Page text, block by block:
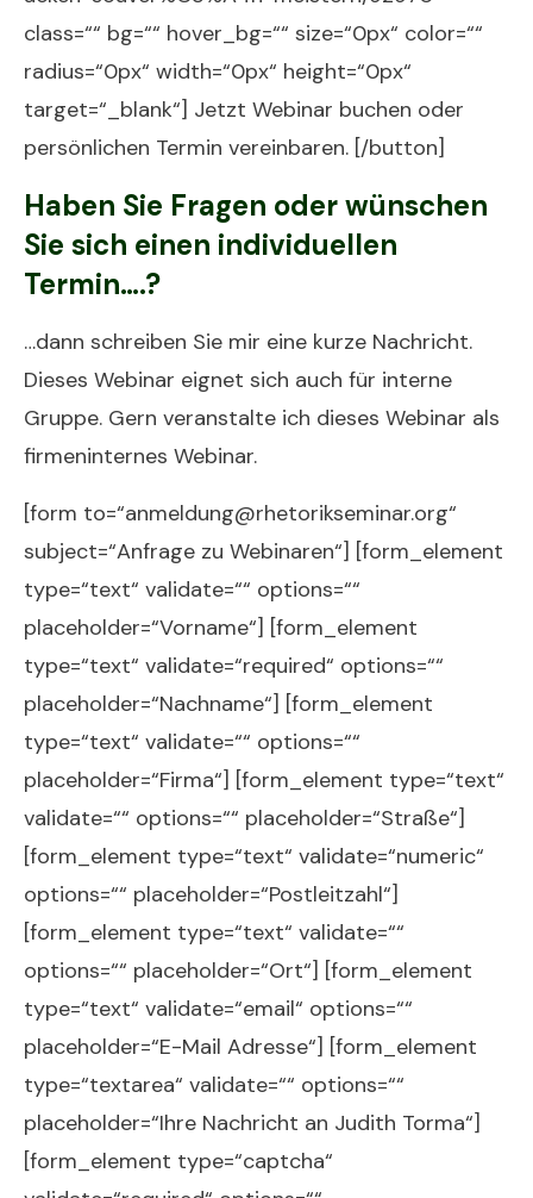
class=““ bg=““ hover_bg=““ size=“0px“ color=““
radius=“0px“ width=“0px“ height=“0px“
target=“_blank“] Jetzt Webinar buchen oder
persönlichen Termin vereinbaren. [/button]
Haben Sie Fragen oder wünschen
Sie sich einen individuellen
Termin….?
…dann schreiben Sie mir eine kurze Nachricht.
Dieses Webinar eignet sich auch für interne
Gruppe. Gern veranstalte ich dieses Webinar als
firmeninternes Webinar.
[form to=“anmeldung@rhetorikseminar.org“
subject=“Anfrage zu Webinaren“] [form_element
type=“text“ validate=““ options=““
placeholder=“Vorname“] [form_element
type=“text“ validate=“required“ options=““
placeholder=“Nachname“] [form_element
type=“text“ validate=““ options=““
placeholder=“Firma“] [form_element type=“text“
validate=““ options=““ placeholder=“Straße“]
[form_element type=“text“ validate=“numeric“
options=““ placeholder=“Postleitzahl“]
[form_element type=“text“ validate=““
options=““ placeholder=“Ort“] [form_element
type=“text“ validate=“email“ options=““
placeholder=“E-Mail Adresse“] [form_element
type=“textarea“ validate=““ options=““
placeholder=“Ihre Nachricht an Judith Torma“]
[form_element type=“captcha“